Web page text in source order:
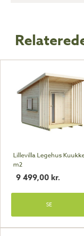
Lillevilla Legehus
m2
9 499,00 kr.
SE